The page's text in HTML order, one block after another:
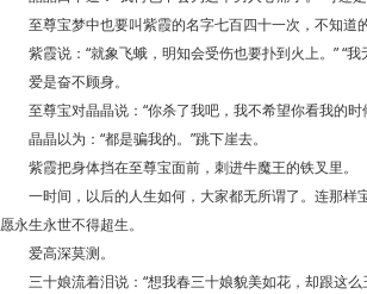
至尊宝梦中也要叫紫霞的名字七百四十一次，不知道
紫霞说：“就象飞蛾，明知会受伤也要扑到火上。” “我
爱是奋不顾身。
至尊宝对晶晶说：“你杀了我吧，我不希望你看我的时
晶晶以为：“都是骗我的。”跳下崖去。
紫霞把身体挡在至尊宝面前，刺进牛魔王的铁叉里。
一时间，以后的人生如何，大家都无所谓了。连那样
愿永生永世不得超生。
爱高深莫测。
三十娘流着泪说：“想我春三十娘貌美如花，却跟这么